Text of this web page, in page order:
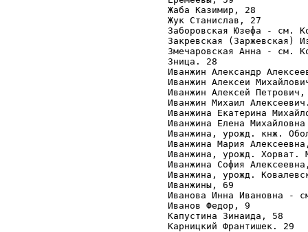
Жаба Казимир, 28
Жук Станислав, 27
Заборовская Юзефа - см.
Закревская (Заржевская)
Змечаровская Анна - см.
Зница. 28
Иванжин Александр
Иванжин Алексеи
Иванжин Алексей
Иванжин Михаил
Иванжина Екатерина
Иванжина Елена
Иванжина, урожд. кнж.
Иванжина Мария
Иванжина, урожд. Хорват.
Иванжина София
Иванжина, урожд.
Иванжины, 69
Иванова Инна Ивановна -
Иванов Федор, 9
Капустина Зинаида, 58
Карницкий Франтишек. 29